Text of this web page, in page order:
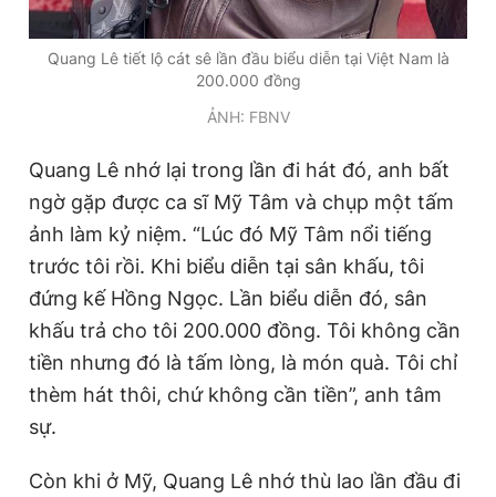
Quang Lê tiết lộ cát sê lần đầu biểu diễn tại Việt Nam là
200.000 đồng
ẢNH: FBNV
Quang Lê nhớ lại trong lần đi hát đó, anh bất
ngờ gặp được ca sĩ Mỹ Tâm và chụp một tấm
ảnh làm kỷ niệm. “Lúc đó Mỹ Tâm nổi tiếng
trước tôi rồi. Khi biểu diễn tại sân khấu, tôi
đứng kế Hồng Ngọc. Lần biểu diễn đó, sân
khấu trả cho tôi 200.000 đồng. Tôi không cần
tiền nhưng đó là tấm lòng, là món quà. Tôi chỉ
thèm hát thôi, chứ không cần tiền”, anh tâm
sự.
Còn khi ở Mỹ, Quang Lê nhớ thù lao lần đầu đi